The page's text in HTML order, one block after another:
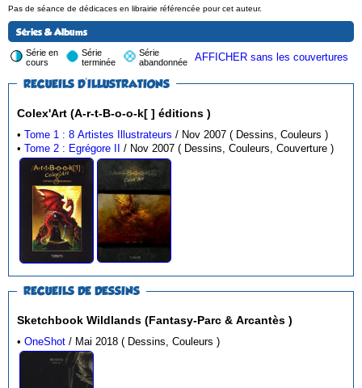
Pas de séance de dédicaces en librairie référencée pour cet auteur.
Séries & Albums
Série en
cours
Série
terminée
Série
abandonnée
AFFICHER sans les couvertures
RECUEILS D'ILLUSTRATIONS
Colex'Art (A-r-t-B-o-o-k[ ] éditions )
•Tome 1 : 8 Artistes Illustrateurs
/ Nov 2007 ( Dessins, Couleurs )
•Tome 2 : Egrégore II / Nov 2007 ( Dessins, Couleurs, Couverture )
RECUEILS DE DESSINS
Sketchbook Wildlands (Fantasy-Parc & Arcantès )
•OneShot / Mai 2018 ( Dessins, Couleurs )